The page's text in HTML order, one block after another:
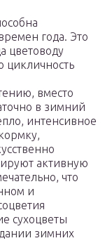
года. Это
цветоводу
цикличность
вместо
в зимний
интенсивное
активную
что
и
сухоцветы
зимних